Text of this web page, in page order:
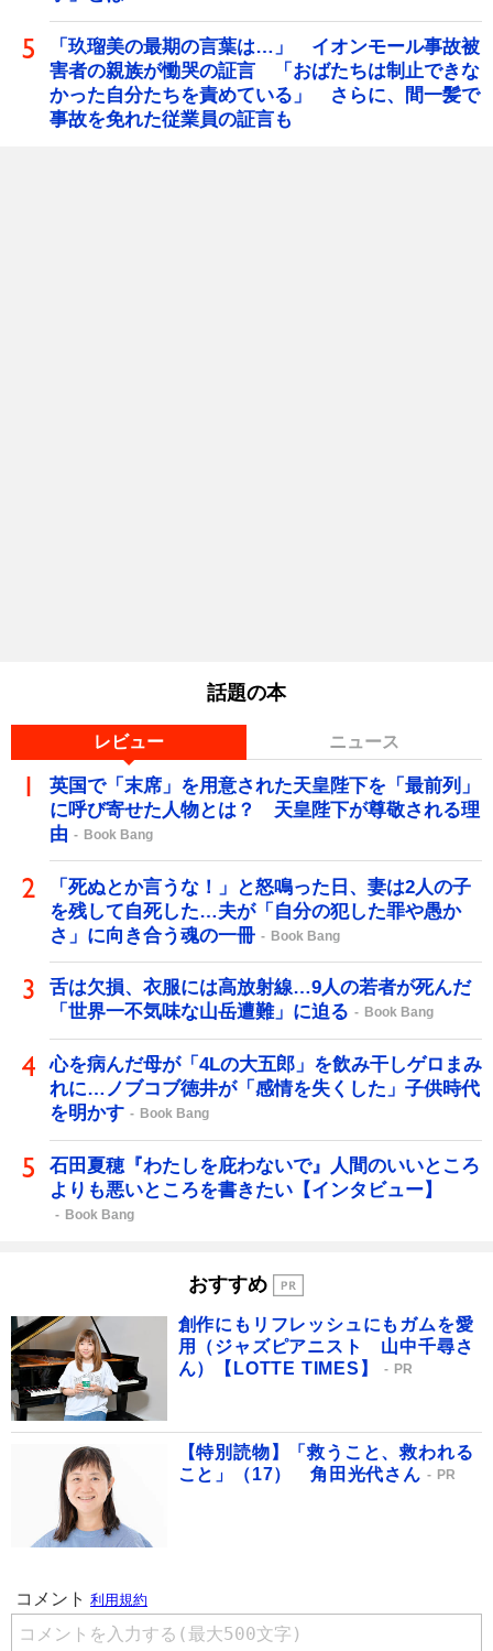
「玖瑠美の最期の言葉は…」 イオンモール事故被
害者の親族が慟哭の証言 「おばたちは制止できな
かった自分たちを責めている」 さらに、間一髪で
事故を免れた従業員の証言も
話題の本
レビュー ニュース
英国で「末席」を用意された天皇陛下を「最前列」
に呼び寄せた人物とは？ 天皇陛下が尊敬される理
由
Book Bang
「死ぬとか言うな！」と怒鳴った日、妻は2人の子
を残して自死した…夫が「自分の犯した罪や愚か
さ」に向き合う魂の一冊
Book Bang
舌は欠損、衣服には高放射線…9人の若者が死んだ
「世界一不気味な山岳遭難」に迫る
Book Bang
心を病んだ母が「4Lの大五郎」を飲み干しゲロまみ
れに…ノブコブ徳井が「感情を失くした」子供時代
を明かす
Book Bang
石田夏穂『わたしを庇わないで』人間のいいところ
よりも悪いところを書きたい【インタビュー】
Book Bang
おすすめ
創作にもリフレッシュにもガムを愛
用（ジャズピアニスト 山中千尋さ
ん）【LOTTE TIMES】
PR
【特別読物】「救うこと、救われる
こと」（17） 角田光代さん
PR